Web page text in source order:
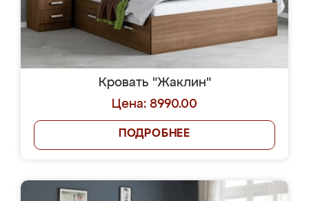
Кровать "Жаклин"
Цена: 8990.00
ПОДРОБНЕЕ